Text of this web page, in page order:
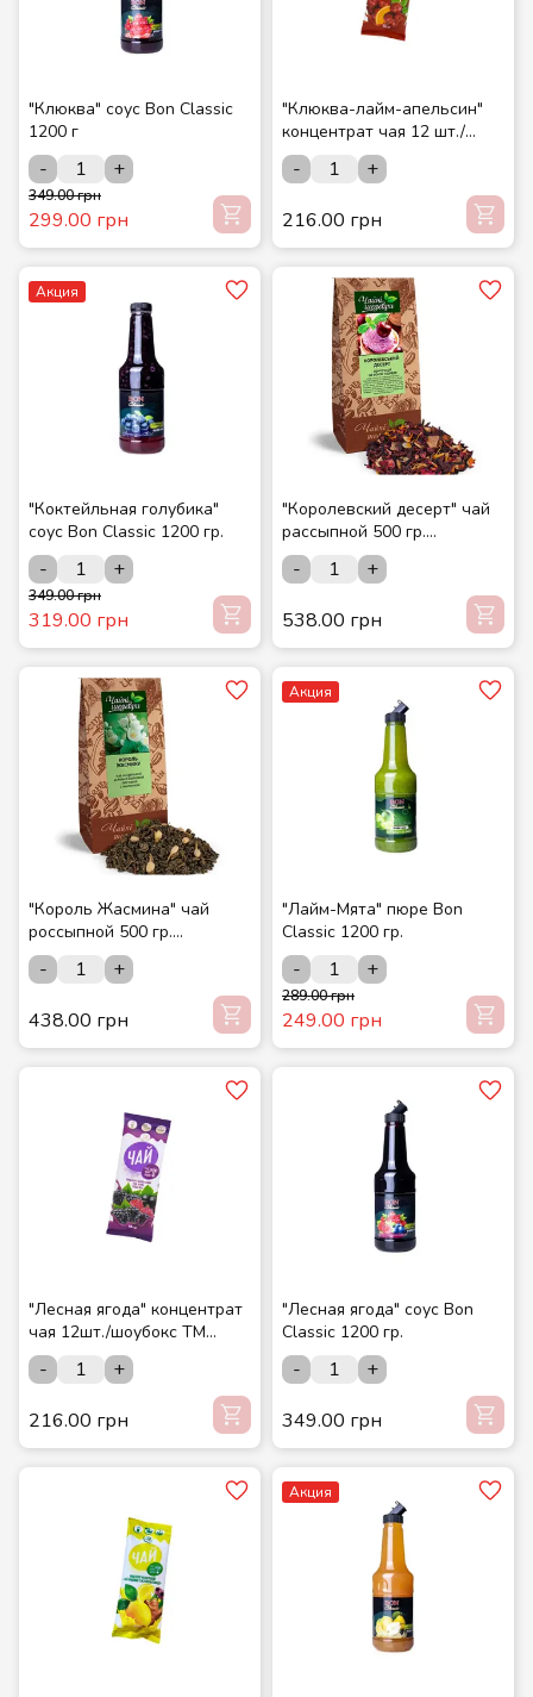
"Клюква" соус Bon Classic
1200 г
- +
349.00 грн
299.00 грн
"Клюква-лайм-апельсин"
концентрат чая 12 шт./
шоубокс ТМ СМАКУЙТЕ
-
+
216.00 грн
Акция
"Коктейльная голубика"
соус Bon Classic 1200 гр.
- +
349.00 грн
319.00 грн
"Королевский десерт" чай
рассыпной 500 гр.
Композиция на основе
каркаде ТМ Чайные
-
+
538.00 грн
"Король Жасмина" чай
россыпной 500 гр.
Композиция на основе
зеленого чая ТМ Чайные
-
+
438.00 грн
Акция
"Лайм-Мята" пюре Bon
Classic 1200 гр.
- +
289.00 грн
249.00 грн
"Лесная ягода" концентрат
чая 12шт./шоубокс ТМ
СМАКУЙТЕ
-
+
216.00 грн
"Лесная ягода" соус Bon
Classic 1200 гр.
-
+
349.00 грн
Акция